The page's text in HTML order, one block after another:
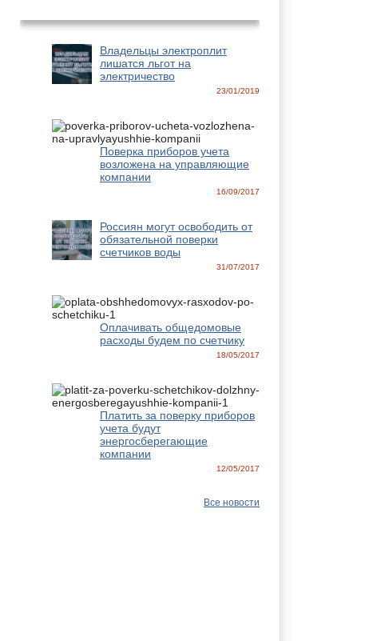
Владельцы электроплит
лишатся льгот на
электричество
23/01/2019
Поверка приборов учета
возложена на управляющие
компании
16/09/2017
Россиян могут освободить от
обязательной поверки
счетчиков воды
31/07/2017
Оплачивать общедомовые
расходы будем по счетчику
18/05/2017
Платить за поверку приборов
учета будут
энергосберегающие
компании
12/05/2017
Все новости